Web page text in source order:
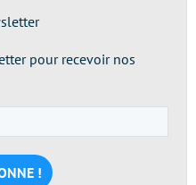
pour recevoir nos